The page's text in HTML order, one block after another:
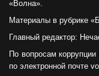
«Волна».
Материалы в рубрике
Главный редактор:
По вопросам
по электронной почте